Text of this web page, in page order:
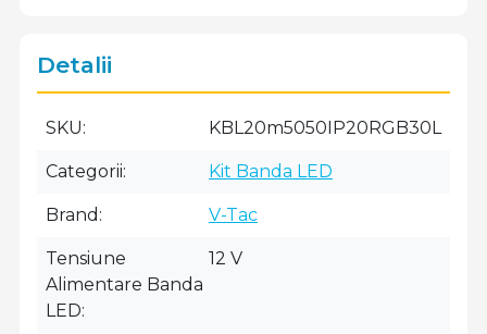
Detalii
SKU KBL20m5050IP20RGB30L
Categorii Kit Banda LED
Brand V-Tac
Tensiune
Alimentare Banda
LED
12 V